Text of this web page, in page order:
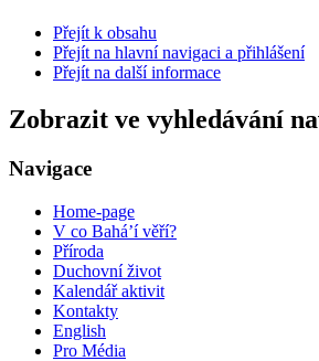
Přejít k obsahu
Přejít na hlavní navigaci a přihlášení
Přejít na další informace
Zobrazit ve vyhledávání
Navigace
Home-page
V co Bahá’í věří?
Příroda
Duchovní život
Kalendář aktivit
Kontakty
English
Pro Média